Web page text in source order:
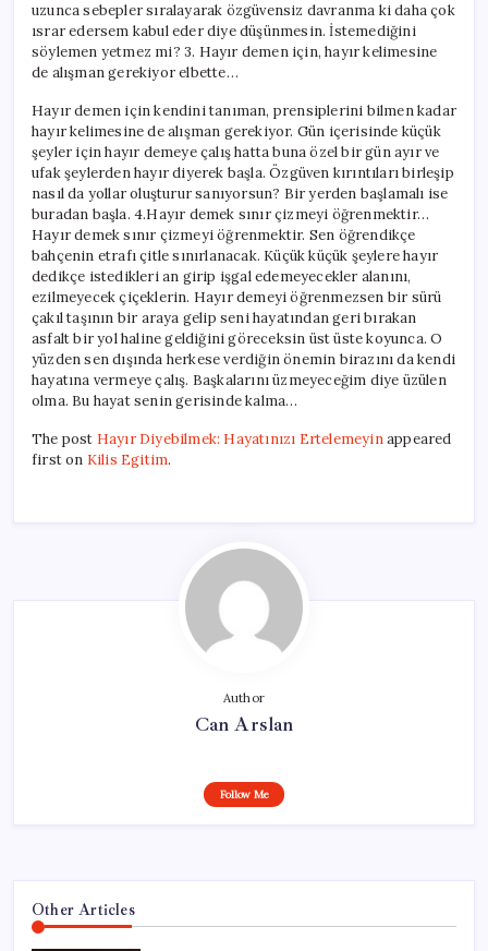
uzunca sebepler sıralayarak özgüvensiz davranma ki daha çok
ısrar edersem kabul eder diye düşünmesin. İstemediğini
söylemen yetmez mi? 3. Hayır demen için, hayır kelimesine
de alışman gerekiyor elbette…
Hayır demen için kendini tanıman, prensiplerini bilmen kadar
hayır kelimesine de alışman gerekiyor. Gün içerisinde küçük
şeyler için hayır demeye çalış hatta buna özel bir gün ayır ve
ufak şeylerden hayır diyerek başla. Özgüven kırıntıları birleşip
nasıl da yollar oluşturur sanıyorsun? Bir yerden başlamalı ise
buradan başla. 4.Hayır demek sınır çizmeyi öğrenmektir…
Hayır demek sınır çizmeyi öğrenmektir. Sen öğrendikçe
bahçenin etrafı çitle sınırlanacak. Küçük küçük şeylere hayır
dedikçe istedikleri an girip işgal edemeyecekler alanını,
ezilmeyecek çiçeklerin. Hayır demeyi öğrenmezsen bir sürü
çakıl taşının bir araya gelip seni hayatından geri bırakan
asfalt bir yol haline geldiğini göreceksin üst üste koyunca. O
yüzden sen dışında herkese verdiğin önemin birazını da kendi
hayatına vermeye çalış. Başkalarını üzmeyeceğim diye üzülen
olma. Bu hayat senin gerisinde kalma…
The post Hayır Diyebilmek: Hayatınızı Ertelemeyinappeared
first on Kilis Egitim.
Author
Can Arslan
Follow Me
Other Articles